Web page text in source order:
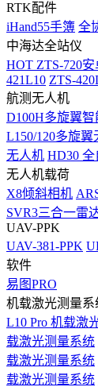
RTK配件
iHand55手簿 全
中海达全站仪
HOT ZTS-720
421L10 ZTS-
航测无人机
D100H多旋翼
L150/120多旋翼
无人机 HD30
无人机载荷
X8倾斜相机
SVR3三合一雷
UAV-PPK
UAV-381-PPK
软件
易图PRO
机载激光测量系
L10 Pro 机载激
载激光测量系统
载激光测量系统
载激光测量系统